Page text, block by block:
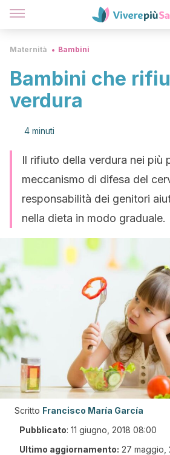
Maternità Bambini
Bambini che
verdura
4 minuti
Il rifiuto della verdura nei più
meccanismo di difesa del
responsabilità dei genitori
nella dieta in modo graduale.
Scritto Francisco María García
Pubblicato: 11 giugno, 2018 08:00
Ultimo aggiornamento: 27 maggio,